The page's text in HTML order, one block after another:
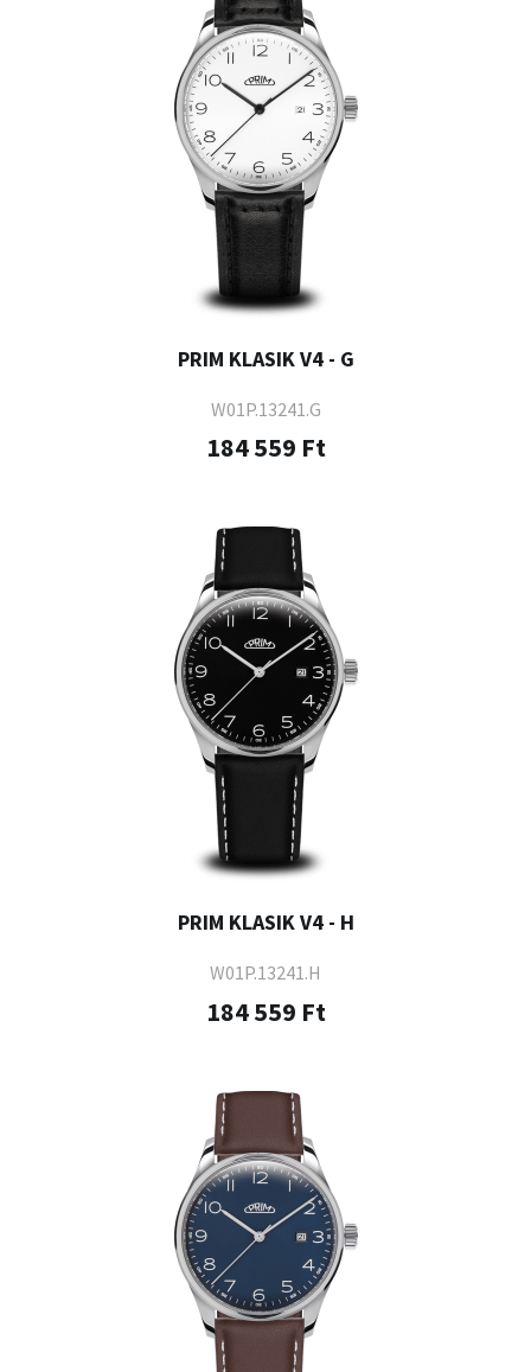
PRIM KLASIK V4 - G
W01P.13241.G
184 559 Ft
PRIM KLASIK V4 - H
W01P.13241.H
184 559 Ft